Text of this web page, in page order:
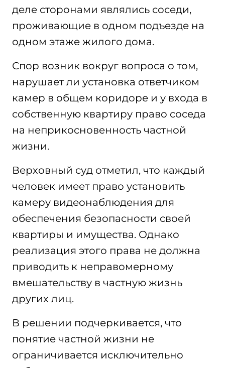
деле сторонами являлись соседи,
проживающие в одном подъезде на
одном этаже жилого дома.
Спор возник вокруг вопроса о том,
нарушает ли установка ответчиком
камер в общем коридоре и у входа в
собственную квартиру право соседа
на неприкосновенность частной
жизни.
Верховный суд отметил, что каждый
человек имеет право установить
камеру видеонаблюдения для
обеспечения безопасности своей
квартиры и имущества. Однако
реализация этого права не должна
приводить к неправомерному
вмешательству в частную жизнь
других лиц.
В решении подчеркивается, что
понятие частной жизни не
ограничивается исключительно